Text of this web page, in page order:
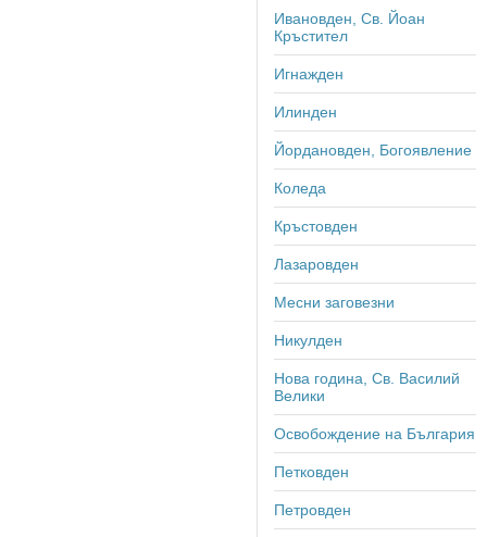
Ивановден, Св. Йоан
Кръстител
Игнажден
Илинден
Йордановден, Богоявление
Коледа
Кръстовден
Лазаровден
Месни заговезни
Никулден
Нова година, Св. Василий
Велики
Освобождение на България
Петковден
Петровден